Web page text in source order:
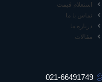
استعلام قیمت
تماس با ما
درباره ما
مقالات
021-66491749